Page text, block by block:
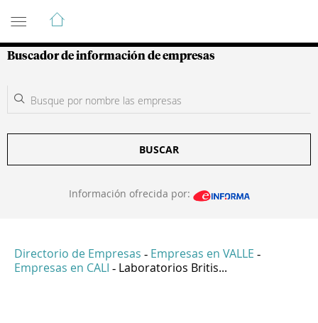
Guía de Empresas Colombianas
Buscador de información de empresas
BUSCAR
Información ofrecida por:
Directorio de Empresas - Empresas en VALLE -
Empresas en CALI - Laboratorios Britis...